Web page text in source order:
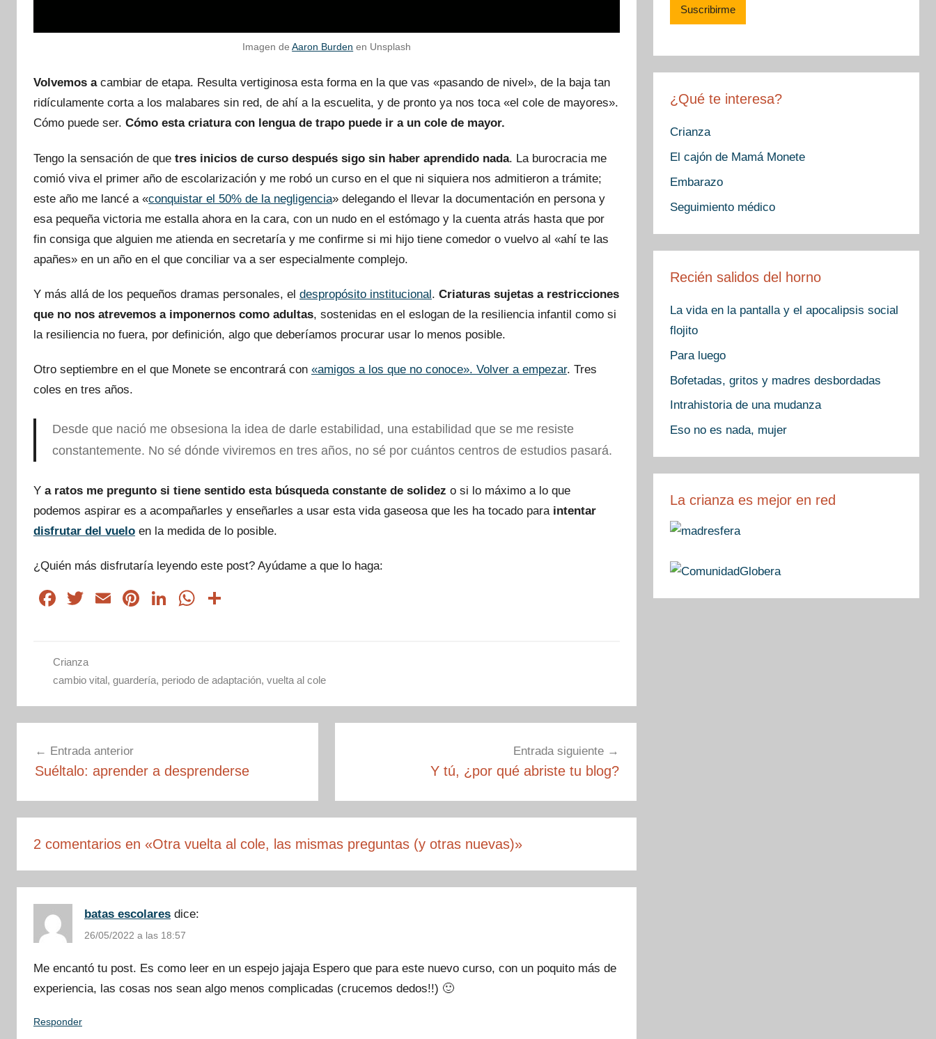
Imagen deAaron Burden en Unsplash
Volvemos acambiar de etapa. Resulta vertiginosa esta forma en la que vas «pasando de nivel», de la baja tan
ridículamente corta a los malabares sin red, de ahí a la escuelita, y de pronto ya nos toca «el cole de mayores».
Cómo puede ser. Cómo esta criatura con lengua de trapo puede ir a un cole de mayor.
Tengo la sensación de que tres inicios de curso después sigo sin haber aprendido nada. La burocracia me
comió viva el primer año de escolarización y me robó un curso en el que ni siquiera nos admitieron a trámite;
este año me lancé a «conquistar el 50% de la negligencia» delegando el llevar la documentación en persona y
esa pequeña victoria me estalla ahora en la cara, con un nudo en el estómago y la cuenta atrás hasta que por
fin consiga que alguien me atienda en secretaría y me confirme si mi hijo tiene comedor o vuelvo al «ahí te las
apañes» en un año en el que conciliar va a ser especialmente complejo.
Y más allá de los pequeños dramas personales, el despropósito institucional. Criaturas sujetas a restricciones
que no nos atrevemos a imponernos como adultas, sostenidas en el eslogan de la resiliencia infantil como si
la resiliencia no fuera, por definición, algo que deberíamos procurar usar lo menos posible.
Otro septiembre en el que Monete se encontrará con «amigos a los que no conoce». Volver a empezar. Tres
coles en tres años.
Desde que nació me obsesiona la idea de darle estabilidad, una estabilidad que se me resiste
constantemente. No sé dónde viviremos en tres años, no sé por cuántos centros de estudios pasará.
Y a ratos me pregunto si tiene sentido esta búsqueda constante de solidez o si lo máximo a lo que
podemos aspirar es a acompañarles y enseñarles a usar esta vida gaseosa que les ha tocado paraintentar
disfrutar del vuelo en la medida de lo posible.
¿Quién más disfrutaría leyendo este post? Ayúdame a que lo haga:
F
e
b
o
k
T
er
E
Pi
st
Li
dI
n
W
A
p
ar
tir
Crianza
cambio vital, guardería, periodo de adaptación, vuelta al cole
Entrada anterior
Suéltalo: aprender a desprenderse
Entrada siguiente
Y tú, ¿por qué abriste tu blog?
2 comentarios en «Otra vuelta al cole, las mismas preguntas (y otras nuevas)»
batas escolares dice:
26/05/2022 a las 18:57
Me encantó tu post. Es como leer en un espejo jajaja Espero que para este nuevo curso, con un poquito más de
experiencia, las cosas nos sean algo menos complicadas (crucemos dedos!!) 🙂
Responder
¿Qué te interesa?
Crianza
El cajón de Mamá Monete
Embarazo
Seguimiento médico
Recién salidos del horno
La vida en la pantalla y el apocalipsis social
flojito
Para luego
Bofetadas, gritos y madres desbordadas
Intrahistoria de una mudanza
Eso no es nada, mujer
La crianza es mejor en red